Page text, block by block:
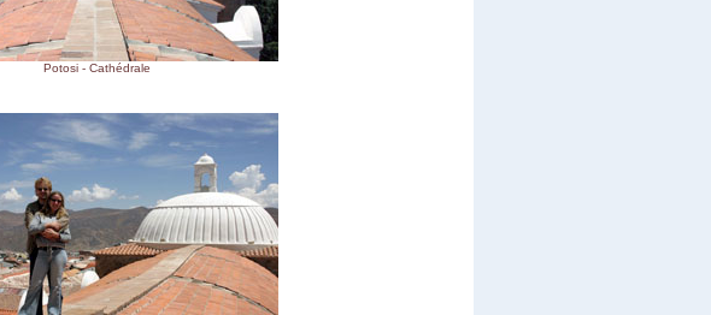
Potosi - Cathédrale